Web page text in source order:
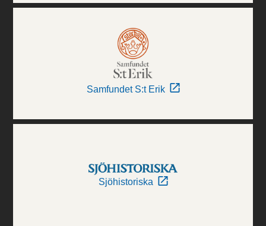
Samfundet S:t Erik
Sjöhistoriska